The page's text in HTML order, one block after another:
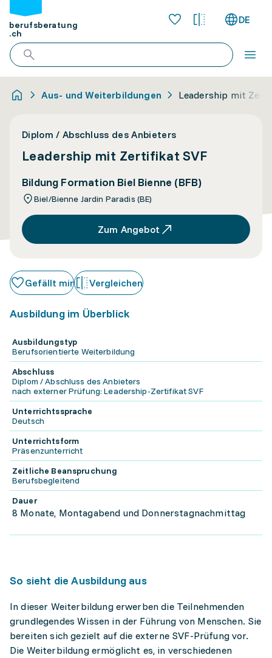
berufsberatung
.ch
DE
Aus- und Weiterbildungen Leadership mit
Diplom / Abschluss des Anbieters
Leadership mit Zertifikat SVF
Bildung Formation Biel Bienne (BFB)
Biel/Bienne Jardin Paradis (BE)
Zum Angebot
Gefällt mir Vergleichen
Ausbildung im Überblick
Ausbildungstyp
Berufsorientierte Weiterbildung
Abschluss
Diplom / Abschluss des Anbieters
nach externer Prüfung: Leadership-Zertifikat SVF
Unterrichtssprache
Deutsch
Unterrichtsform
Präsenzunterricht
Zeitliche Beanspruchung
Berufsbegleitend
Dauer
8 Monate, Montagabend und Donnerstagnachmittag
So sieht die Ausbildung aus
In dieser Weiterbildung erwerben die Teilnehmenden
grundlegendes Wissen in der Führung von Menschen. Sie
bereiten sich gezielt auf die externe SVF-Prüfung vor.
Die Weiterbildung ermöglicht es, in verschiedenen